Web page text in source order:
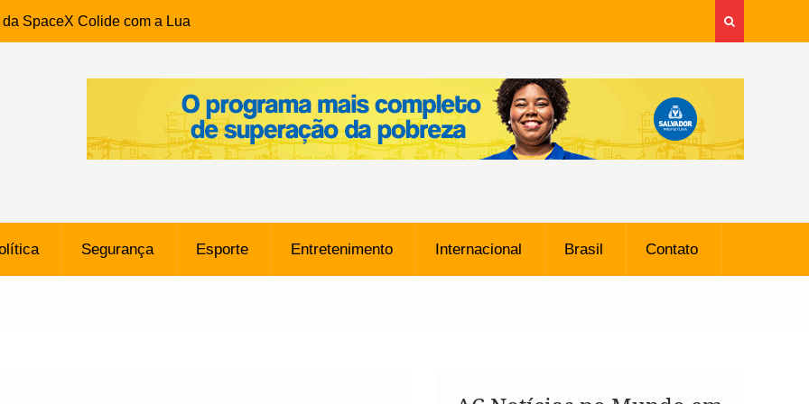
SpaceX Colide com a Lua
Metros, Afirma a Nasa
Cabo Daciolo Tem
em Frente a
da Mata Escura, em
ligada a ‘Zói de Gato’, do
Segurança Esporte Entretenimento Internacional Brasil Contato